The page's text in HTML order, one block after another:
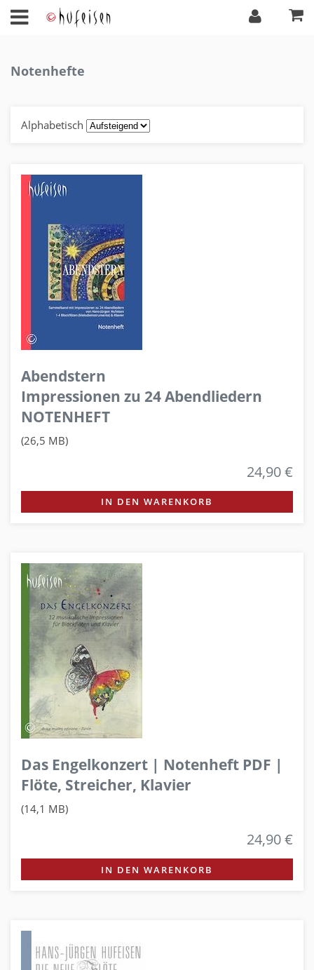
Notenhefte
Alphabetisch
Abendstern
Impressionen zu 24 Abendliedern
NOTENHEFT
(26,5 MB)
24,90 €
IN DEN WARENKORB
Das Engelkonzert | Notenheft PDF |
Flöte, Streicher, Klavier
(14,1 MB)
24,90 €
IN DEN WARENKORB